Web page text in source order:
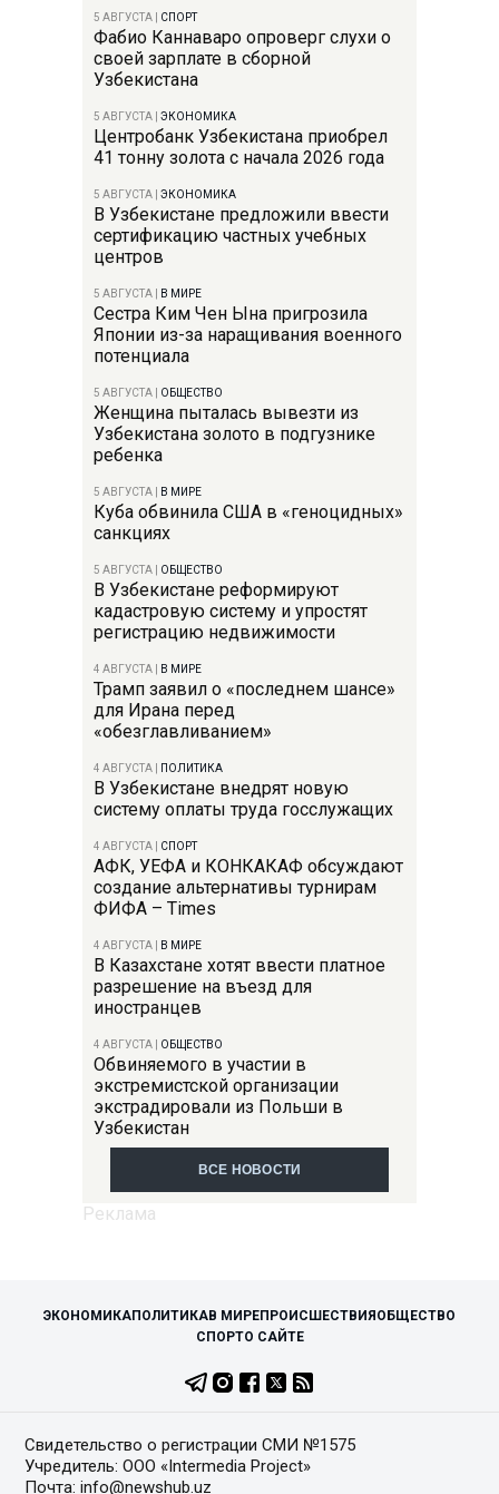
5 АВГУСТА СПОРТ
Фабио Каннаваро опроверг слухи о
своей зарплате в сборной
Узбекистана
5 АВГУСТА ЭКОНОМИКА
Центробанк Узбекистана приобрел
41 тонну золота с начала 2026 года
5 АВГУСТА ЭКОНОМИКА
В Узбекистане предложили ввести
сертификацию частных учебных
центров
5 АВГУСТА В МИРЕ
Сестра Ким Чен Ына пригрозила
Японии из-за наращивания военного
потенциала
5 АВГУСТА ОБЩЕСТВО
Женщина пыталась вывезти из
Узбекистана золото в подгузнике
ребенка
5 АВГУСТА В МИРЕ
Куба обвинила США в «геноцидных»
санкциях
5 АВГУСТА ОБЩЕСТВО
В Узбекистане реформируют
кадастровую систему и упростят
регистрацию недвижимости
4 АВГУСТА В МИРЕ
Трамп заявил о «последнем шансе»
для Ирана перед
«обезглавливанием»
4 АВГУСТА ПОЛИТИКА
В Узбекистане внедрят новую
систему оплаты труда госслужащих
4 АВГУСТА СПОРТ
АФК, УЕФА и КОНКАКАФ обсуждают
создание альтернативы турнирам
ФИФА – Times
4 АВГУСТА В МИРЕ
В Казахстане хотят ввести платное
разрешение на въезд для
иностранцев
4 АВГУСТА ОБЩЕСТВО
Обвиняемого в участии в
экстремистской организации
экстрадировали из Польши в
Узбекистан
ВСЕ НОВОСТИ
ЭКОНОМИКАПОЛИТИКАВ МИРЕПРОИСШЕСТВИЯОБЩЕСТВО
СПОРТО САЙТЕ
Свидетельство о регистрации СМИ №1575
Учредитель: ООО «Intermedia Project»
Почта: info@newshub.uz